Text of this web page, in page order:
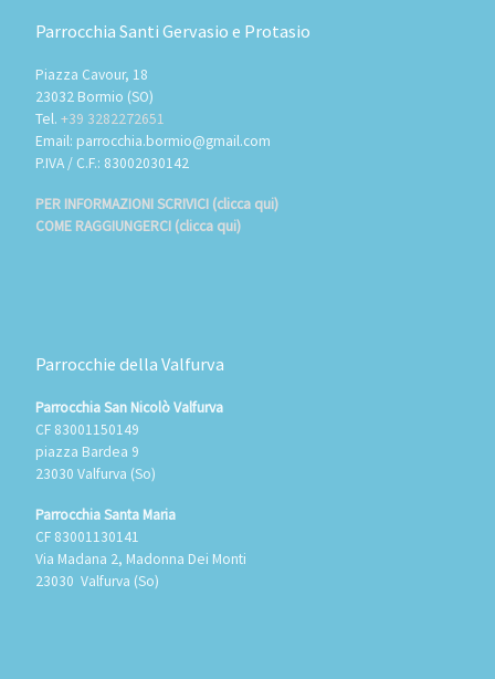
Parrocchia Santi Gervasio e Protasio
Piazza Cavour, 18
23032 Bormio (SO)
Tel. +39 3282272651
Email: parrocchia.bormio@gmail.com
P.IVA / C.F.: 83002030142
PER INFORMAZIONI SCRIVICI (clicca qui)
COME RAGGIUNGERCI (clicca qui)
Parrocchie della Valfurva
Parrocchia San Nicolò Valfurva
CF 83001150149
piazza Bardea 9
23030 Valfurva (So)
Parrocchia Santa Maria
CF 83001130141
Via Madana 2, Madonna Dei Monti
23030 Valfurva (So)